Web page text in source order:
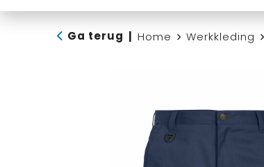
Ga terug Home Werkkleding